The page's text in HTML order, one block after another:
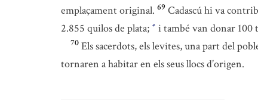
emplaçament original. 69 Cadascú hi va
2.855 quilos de plata; * i també van donar 100
70 Els sacerdots, els levites, una part del
tornaren a habitar en els seus llocs d’origen.